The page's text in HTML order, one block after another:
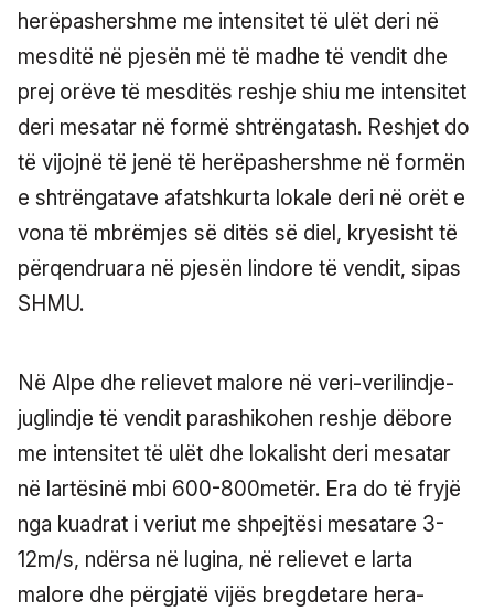
herëpashershme me intensitet të ulët deri në
mesditë në pjesën më të madhe të vendit dhe
prej orëve të mesditës reshje shiu me intensitet
deri mesatar në formë shtrëngatash. Reshjet do
të vijojnë të jenë të herëpashershme në formën
e shtrëngatave afatshkurta lokale deri në orët e
vona të mbrëmjes së ditës së diel, kryesisht të
përqendruara në pjesën lindore të vendit, sipas
SHMU.
Në Alpe dhe relievet malore në veri-verilindje-
juglindje të vendit parashikohen reshje dëbore
me intensitet të ulët dhe lokalisht deri mesatar
në lartësinë mbi 600-800metër. Era do të fryjë
nga kuadrat i veriut me shpejtësi mesatare 3-
12m/s, ndërsa në lugina, në relievet e larta
malore dhe përgjatë vijës bregdetare hera-